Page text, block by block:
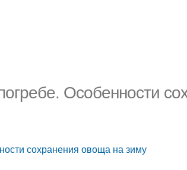
Особенности
сохранения овоща на зиму